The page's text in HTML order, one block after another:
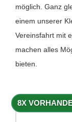
möglich. Ganz
einem unserer
Vereinsfahrt mit
machen alles
bieten.
8X